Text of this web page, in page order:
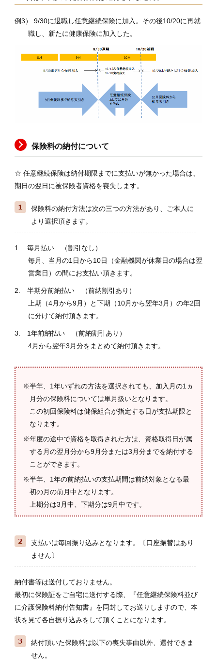
例3） 9/30に退職し任意継続保険に加入。その後10/20に再就
職し、新たに健康保険に加入した。
保険料の納付について
☆ 任意継続保険は納付期限までに支払いが無かった場合は、
期日の翌日に被保険者資格を喪失します。
保険料の納付方法は次の三つの方法があり、ご本人に
より選択頂きます。
1. 毎月払い （割引なし）
毎月、当月の1日から10日（金融機関が休業日の場合は翌
営業日）の間にお支払い頂きます。
2. 半期分前納払い （前納割引あり）
上期（4月から9月）と下期（10月から翌年3月）の年2回
に分けて納付頂きます。
3. 1年前納払い （前納割引あり）
4月から翌年3月分をまとめて納付頂きます。
※半年、1年いずれの方法を選択されても、加入月の1ヵ
月分の保険料については単月扱いとなります。
この初回保険料は健保組合が指定する日が支払期限と
なります。
※年度の途中で資格を取得された方は、資格取得日が属
する月の翌月分から9月分または3月分までを納付する
ことができます。
※半年、1年の前納払いの支払期間は前納対象となる最
初の月の前月中となります。
上期分は3月中、下期分は9月中です。
支払いは毎回振り込みとなります。〔口座振替はあり
ません〕
納付書等は送付しておりません。
最初に保険証をご自宅に送付する際、『任意継続保険料並び
に介護保険料納付告知書』を同封してお送りしますので、本
状を見て各自振り込みをして頂くことになります。
納付頂いた保険料は以下の喪失事由以外、還付できま
せん。